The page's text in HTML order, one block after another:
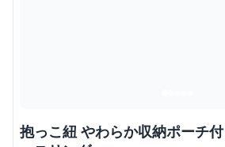
抱っこ紐 やわらか収納ポーチ